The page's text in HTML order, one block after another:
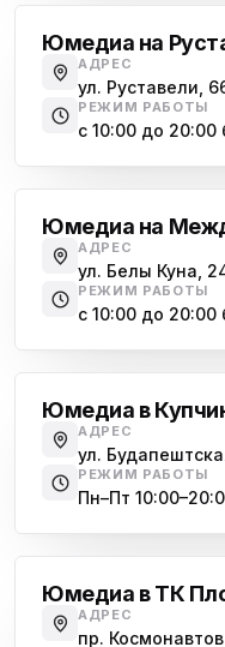
Юмедиа на
АДРЕС
ул. Руставели,
РЕЖИМ РАБОТЫ
с 10:00 до 20:00
Юмедиа на
АДРЕС
ул. Белы Куна,
РЕЖИМ РАБОТЫ
с 10:00 до 20:00
Юмедиа в
АДРЕС
ул.
РЕЖИМ РАБОТЫ
Пн–Пт
Юмедиа в ТК
АДРЕС
пр.